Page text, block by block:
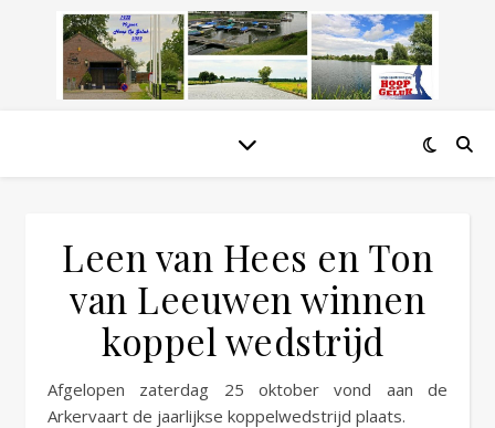
Leen van Hees en Ton
van Leeuwen winnen
koppel wedstrijd
Afgelopen zaterdag 25 oktober vond aan de
Arkervaart de jaarlijkse koppelwedstrijd plaats.